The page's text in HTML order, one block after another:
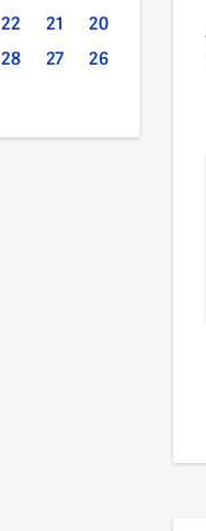
20
21
22
26
27
28